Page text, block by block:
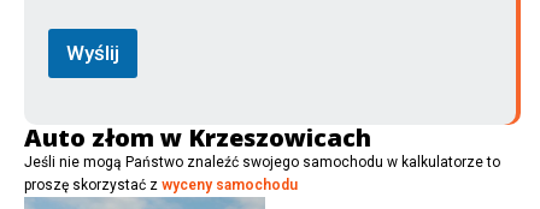
Wyślij
Auto złom w Krzeszowicach
Jeśli nie mogą Państwo znaleźć swojego samochodu w kalkulatorze to
proszę skorzystać z wyceny samochodu